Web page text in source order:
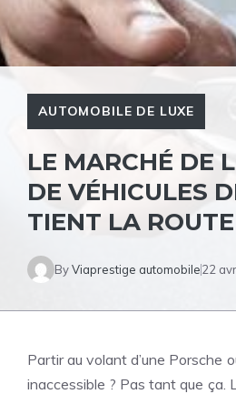
AUTOMOBILE DE LUXE
LE MARCHÉ DE
DE VÉHICULES
TIENT LA ROUTE
ByViaprestige automobile22
Partir au volant d’une Porsche
inaccessible ? Pas tant que ça.